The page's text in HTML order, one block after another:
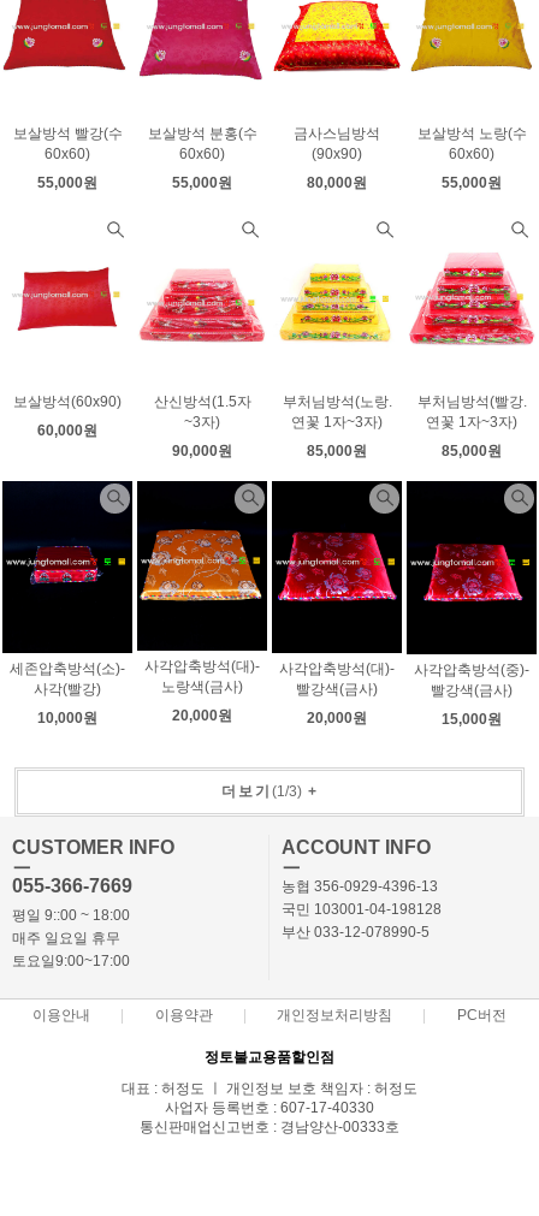
보살방석 빨강(수
60x60)
55,000원
보살방석 분홍(수
60x60)
55,000원
금사스님방석
(90x90)
80,000원
보살방석 노랑(수
60x60)
55,000원
보살방석(60x90)
60,000원
산신방석(1.5자
~3자)
90,000원
부처님방석(노랑.
연꽃 1자~3자)
85,000원
부처님방석(빨강.
연꽃 1자~3자)
85,000원
세존압축방석(소)-
사각(빨강)
10,000원
사각압축방석(대)-
노랑색(금사)
20,000원
사각압축방석(대)-
빨강색(금사)
20,000원
사각압축방석(중)-
빨강색(금사)
15,000원
더보기 (1 /3)+
CUSTOMER INFO
ㅡ
055-366-7669
평일 9::00 ~ 18:00
매주 일요일 휴무
토요일9:00~17:00
ACCOUNT INFO
ㅡ
농협 356-0929-4396-13
국민 103001-04-198128
부산 033-12-078990-5
이용안내 이용약관 개인정보처리방침 PC버전
정토불교용품할인점
대표 : 허정도 ㅣ 개인정보 보호 책임자 : 허정도
사업자 등록번호 : 607-17-40330
통신판매업신고번호 : 경남양산-00333호